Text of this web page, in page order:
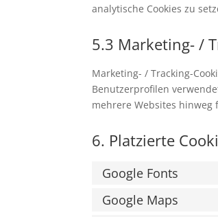
analytische Cookies zu
5.3 Marketing- /
Marketing- / Tracking-
Benutzerprofilen
mehrere Websites hinweg
6. Platzierte
Google Fonts
Google Maps